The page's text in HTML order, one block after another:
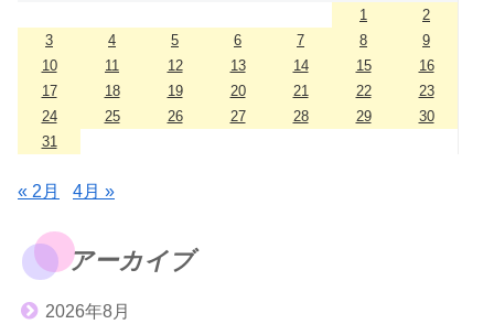
1
2
3
4 5 6 7 8
9
10
11 12 13 14 15
16
17
18 19 20 21 22
23
24
25 26 27 28 29
30
31
« 2月 4月 »
アーカイブ
2026年8月